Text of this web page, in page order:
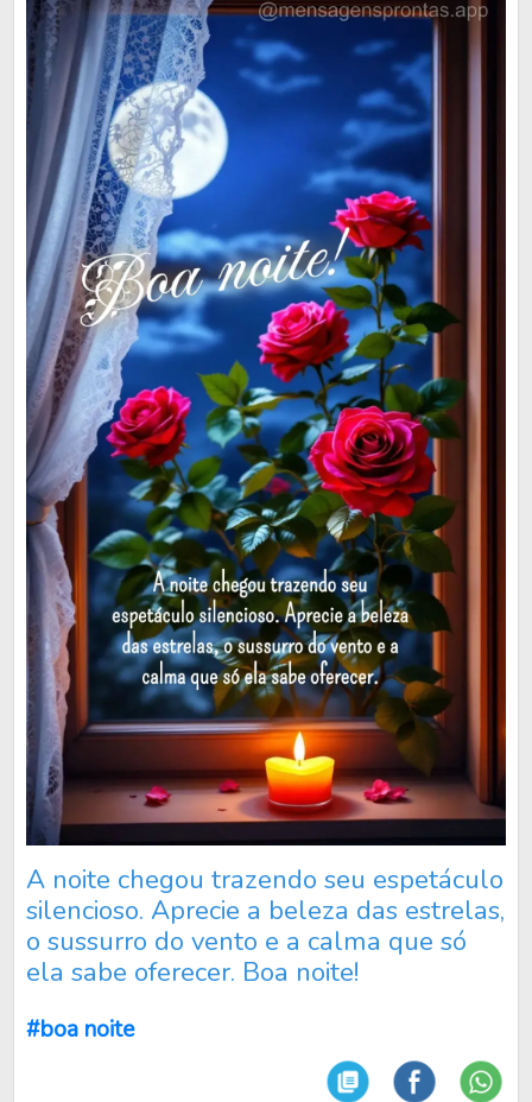
A noite chegou trazendo seu espetáculo
silencioso. Aprecie a beleza das estrelas,
o sussurro do vento e a calma que só
ela sabe oferecer. Boa noite!
#boa noite